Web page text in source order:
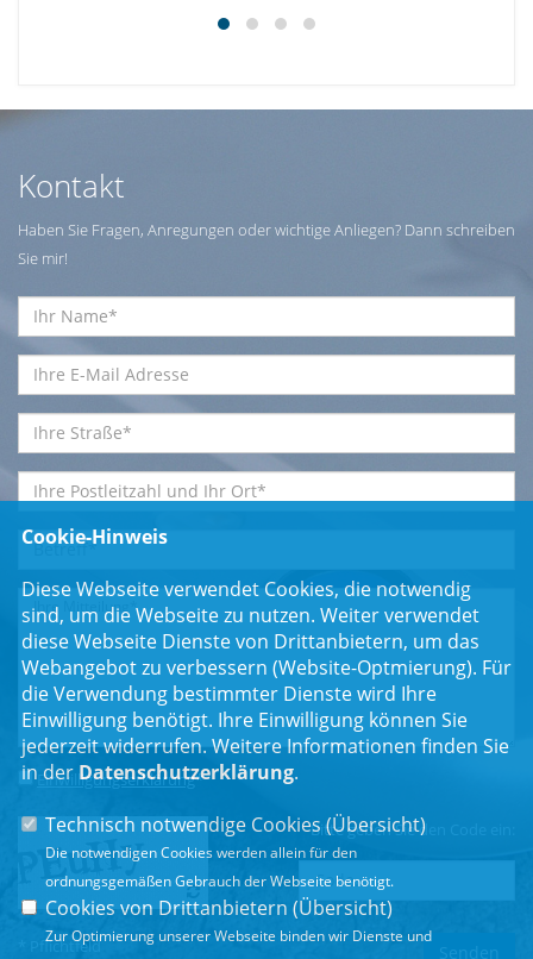
Kontakt
Haben Sie Fragen, Anregungen oder wichtige Anliegen? Dann schreiben
Sie mir!
Einwilligungserklärung*
Bitte geben Sie den Code ein:
* Pflichtfeld
Cookie-Hinweis
Diese Webseite verwendet Cookies, die notwendig
sind, um die Webseite zu nutzen. Weiter verwendet
diese Webseite Dienste von Drittanbietern, um das
Webangebot zu verbessern (Website-Optmierung). Für
die Verwendung bestimmter Dienste wird Ihre
Einwilligung benötigt. Ihre Einwilligung können Sie
jederzeit widerrufen. Weitere Informationen finden Sie
in der Datenschutzerklärung.
Technisch notwendige Cookies (Übersicht)
Die notwendigen Cookies werden allein für den
ordnungsgemäßen Gebrauch der Webseite benötigt.
Cookies von Drittanbietern (Übersicht)
Zur Optimierung unserer Webseite binden wir Dienste und